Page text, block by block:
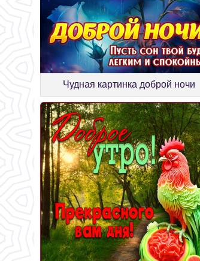
Чудная картинка доброй ночи